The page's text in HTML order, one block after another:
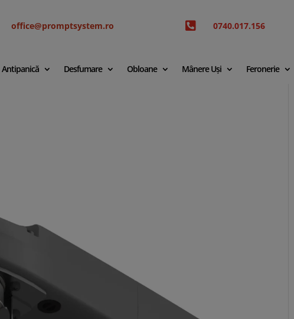
office@promptsystem.ro  0740.017.156
Antipanică Desfumare Obloane Mânere Uși Feronerie